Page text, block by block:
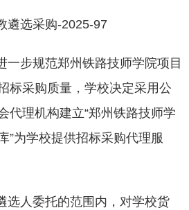
遴选采购-2025-97
一步规范郑州铁路技师学院项目
标采购质量，学校决定采用公
代理机构建立“郑州铁路技师学
”为学校提供招标采购代理服
选人委托的范围内，对学校货